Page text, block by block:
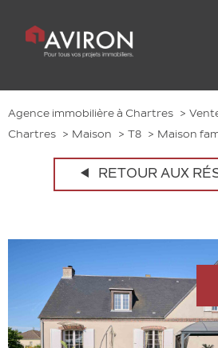
Agence immobilière à Chartres
Chartres
Maison T8 Maison
RETOUR AUX